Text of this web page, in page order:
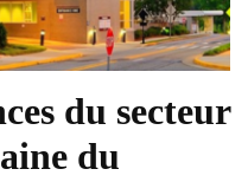
du secteur
du